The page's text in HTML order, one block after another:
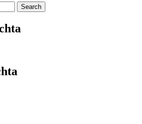
Search